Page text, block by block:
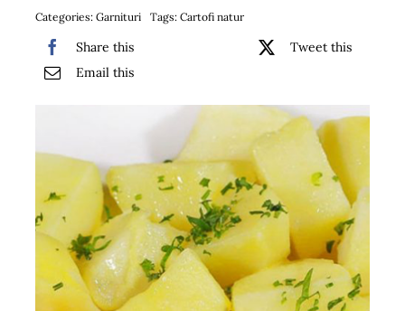
Sushi
Oferta
Cos
Categories: Garnituri Tags: Cartofi natur
Share this
Tweet this
Email this